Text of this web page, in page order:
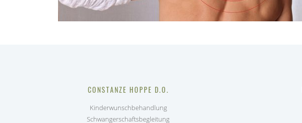
CONSTANZE HOPPE D.O.
Kinderwunschbehandlung
Schwangerschaftsbegleitung